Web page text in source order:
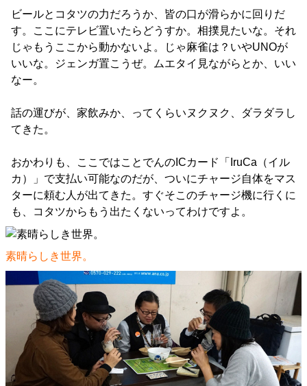
ビールとコタツの力だろうか、皆の口が滑らかに回りだ
す。ここにテレビ置いたらどうすか。相撲見たいな。それ
じゃもうここから動かないよ。じゃ麻雀は？いやUNOが
いいな。ジェンガ置こうぜ。ムエタイ見ながらとか、いい
なー。
話の運びが、家飲みか、ってくらいヌクヌク、ダラダラし
てきた。
おかわりも、ここではことでんのICカード「IruCa（イル
カ）」で支払い可能なのだが、ついにチャージ自体をマス
ターに頼む人が出てきた。すぐそこのチャージ機に行くに
も、コタツからもう出たくないってわけですよ。
素晴らしき世界。